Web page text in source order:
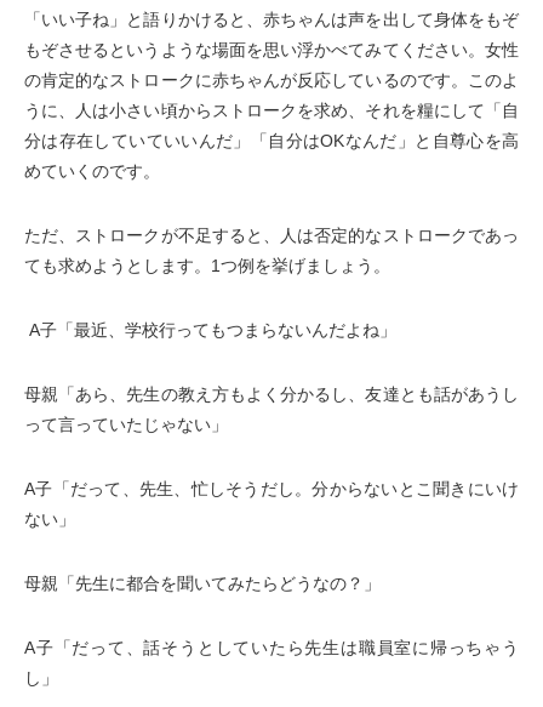
「いい子ね」と語りかけると、赤ちゃんは声を出して身体をもぞ
もぞさせるというような場面を思い浮かべてみてください。女性
の肯定的なストロークに赤ちゃんが反応しているのです。このよ
うに、人は小さい頃からストロークを求め、それを糧にして「自
分は存在していていいんだ」「自分はOKなんだ」と自尊心を高
めていくのです。
ただ、ストロークが不足すると、人は否定的なストロークであっ
ても求めようとします。1つ例を挙げましょう。
A子「最近、学校行ってもつまらないんだよね」
母親「あら、先生の教え方もよく分かるし、友達とも話があうし
って言っていたじゃない」
A子「だって、先生、忙しそうだし。分からないとこ聞きにいけ
ない」
母親「先生に都合を聞いてみたらどうなの？」
A子「だって、話そうとしていたら先生は職員室に帰っちゃう
し」